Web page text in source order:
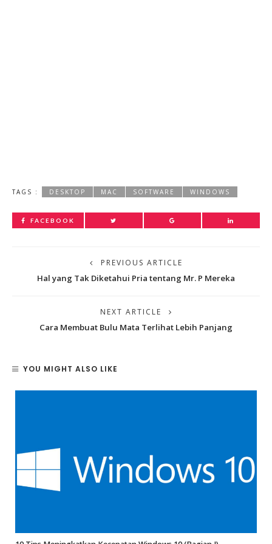
TAGS : DESKTOP MAC SOFTWARE WINDOWS
FACEBOOK
PREVIOUS ARTICLE
Hal yang Tak Diketahui Pria tentang Mr. P Mereka
NEXT ARTICLE
Cara Membuat Bulu Mata Terlihat Lebih Panjang
YOU MIGHT ALSO LIKE